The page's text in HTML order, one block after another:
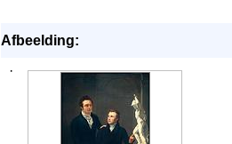
Afbeelding:
·